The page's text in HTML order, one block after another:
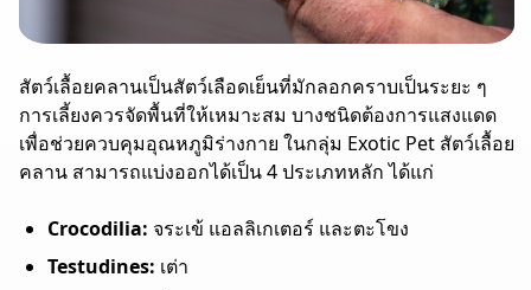
สัตว์เลื้อยคลานเป็นสัตว์เลือดเย็นที่มักลอกคราบเป็นระยะ ๆ
การเลี้ยงควรจัดพื้นที่ให้เหมาะสม บางชนิดต้องการแสงแดด
เพื่อช่วยควบคุมอุณหภูมิร่างกาย ในกลุ่ม Exotic Pet สัตว์เลื้อย
คลาน สามารถแบ่งออกได้เป็น 4 ประเภทหลัก ได้แก่
Crocodilia: จระเข้ แอลลิเกเตอร์ และตะโขง
Testudines: เต่า